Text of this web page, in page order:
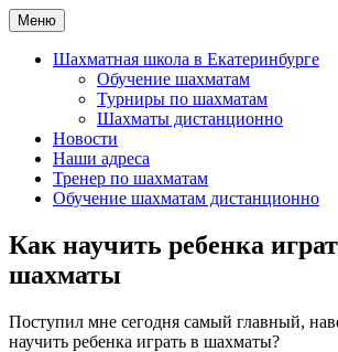
Перейти
к
содержимому
Шахматная школа Шахматное искусство
Шахматная школа в Москве, Санкт-
Екатеринбурге
Меню
Шахматная школа в Екатеринбурге
Обучение шахматам
Турниры по шахматам
Шахматы дистанционно
Новости
Наши адреса
Тренер по шахматам
Обучение шахматам дистанционно
Как научить ребенка
шахматы
Поступил мне сегодня самый главный,
научить ребенка играть в шахматы?